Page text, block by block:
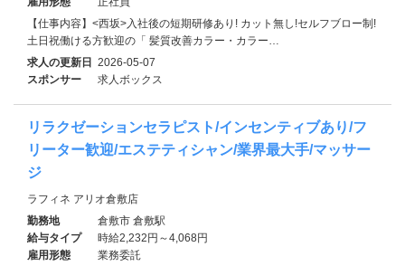
【仕事内容】<西坂>入社後の短期研修あり! カット無し!セルフブロー制!
土日祝働ける方歓迎の「 髪質改善カラー・カラー…
求人の更新日 2026-05-07
スポンサー
求人ボックス
リラクゼーションセラピスト/インセンティブあり/フ
リーター歓迎/エステティシャン/業界最大手/マッサー
ジ
ラフィネ アリオ倉敷店
勤務地
倉敷市 倉敷駅
給与タイプ
時給2,232円～4,068円
雇用形態
業務委託